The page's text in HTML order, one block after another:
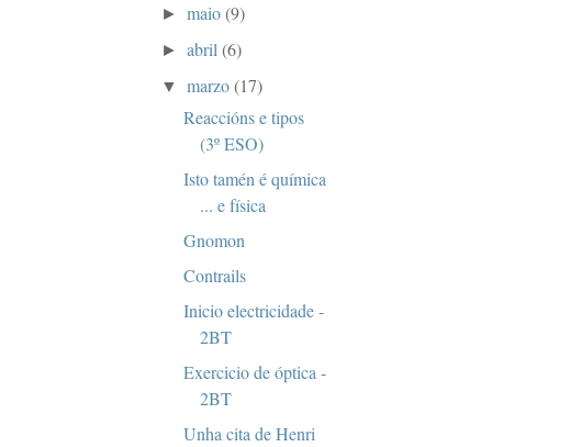
►maio(9)
►abril(6)
▼marzo(17)
Reaccións e tipos
(3º ESO)
Isto tamén é química
... e física
Gnomon
Contrails
Inicio electricidade -
2BT
Exercicio de óptica -
2BT
Unha cita de Henri